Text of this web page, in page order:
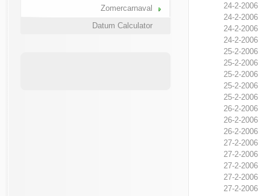
Zomercarnaval
Datum Calculator
24-2-2006
24-2-2006
24-2-2006
24-2-2006
25-2-2006
25-2-2006
25-2-2006
25-2-2006
25-2-2006
26-2-2006
26-2-2006
26-2-2006
27-2-2006
27-2-2006
27-2-2006
27-2-2006
27-2-2006